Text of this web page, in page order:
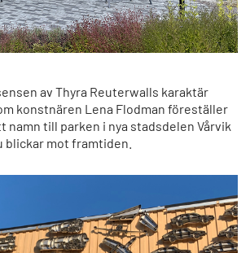
av Thyra Reuterwalls karaktär
konstnären Lena Flodman föreställer
namn till parken i nya stadsdelen Vårvik
blickar mot framtiden.